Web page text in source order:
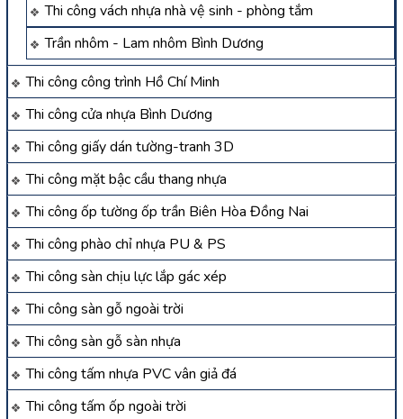
Thi công vách nhựa nhà vệ sinh - phòng tắm
Trần nhôm - Lam nhôm Bình Dương
Thi công công trình Hồ Chí Minh
Thi công cửa nhựa Bình Dương
Thi công giấy dán tường-tranh 3D
Thi công mặt bậc cầu thang nhựa
Thi công ốp tường ốp trần Biên Hòa Đồng Nai
Thi công phào chỉ nhựa PU & PS
Thi công sàn chịu lực lắp gác xép
Thi công sàn gỗ ngoài trời
Thi công sàn gỗ sàn nhựa
Thi công tấm nhựa PVC vân giả đá
Thi công tấm ốp ngoài trời